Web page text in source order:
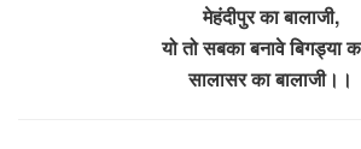
मेहंदीपुर का बालाजी,
यो तो सबका बनावे बिगड्या
सालासर का बालाजी।।